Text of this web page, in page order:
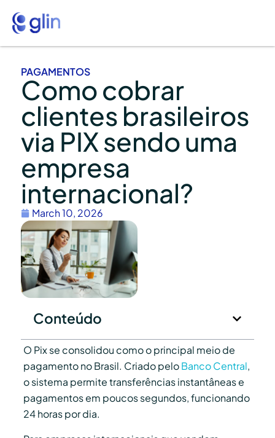
PAGAMENTOS
Como cobrar
clientes brasileiros
via PIX sendo uma
empresa
internacional?
March 10, 2026
Conteúdo
O Pix se consolidou como o principal meio de
pagamento no Brasil. Criado peloBanco Central,
o sistema permite transferências instantâneas e
pagamentos em poucos segundos, funcionando
24 horas por dia.